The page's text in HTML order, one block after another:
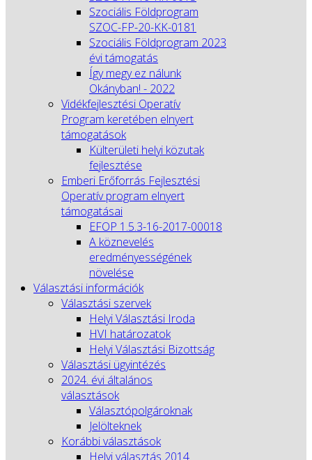
Szociális Földprogram
SZOC-FP-20-KK-0181
Szociális Földprogram 2023
évi támogatás
Így megy ez nálunk
Okányban! - 2022
Vidékfejlesztési Operatív
Program keretében elnyert
támogatások
Külterületi helyi közutak
fejlesztése
Emberi Erőforrás Fejlesztési
Operatív program elnyert
támogatásai
EFOP 1.5.3-16-2017-00018
A köznevelés
eredményességének
növelése
Választási információk
Választási szervek
Helyi Választási Iroda
HVI határozatok
Helyi Választási Bizottság
Választási ügyintézés
2024. évi általános
választások
Választópolgároknak
Jelölteknek
Korábbi választások
Helyi választás 2014